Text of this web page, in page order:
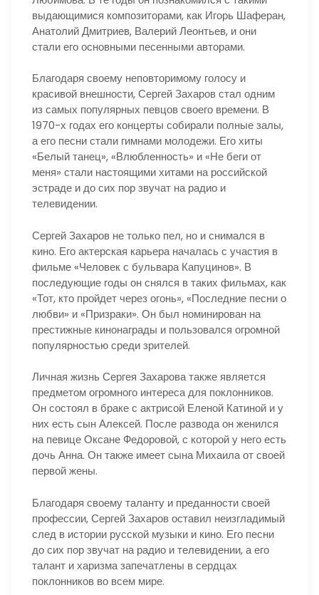
выдающимися композиторами, как Игорь Шаферан,
Анатолий Дмитриев, Валерий Леонтьев, и они
стали его основными песенными авторами.
Благодаря своему неповторимому голосу и
красивой внешности, Сергей Захаров стал одним
из самых популярных певцов своего времени. В
1970-х годах его концерты собирали полные залы,
а его песни стали гимнами молодежи. Его хиты
«Белый танец», «Влюбленность» и «Не беги от
меня» стали настоящими хитами на российской
эстраде и до сих пор звучат на радио и
телевидении.
Сергей Захаров не только пел, но и снимался в
кино. Его актерская карьера началась с участия в
фильме «Человек с бульвара Капуцинов». В
последующие годы он снялся в таких фильмах, как
«Тот, кто пройдет через огонь», «Последние песни о
любви» и «Призраки». Он был номинирован на
престижные кинонаграды и пользовался огромной
популярностью среди зрителей.
Личная жизнь Сергея Захарова также является
предметом огромного интереса для поклонников.
Он состоял в браке с актрисой Еленой Катиной и у
них есть сын Алексей. После развода он женился
на певице Оксане Федоровой, с которой у него есть
дочь Анна. Он также имеет сына Михаила от своей
первой жены.
Благодаря своему таланту и преданности своей
профессии, Сергей Захаров оставил неизгладимый
след в истории русской музыки и кино. Его песни
до сих пор звучат на радио и телевидении, а его
талант и харизма запечатлены в сердцах
поклонников во всем мире.